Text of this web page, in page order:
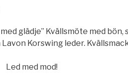
glädje” Kvällsmöte med bön,
Lavon Korswing leder.
Led med mod!